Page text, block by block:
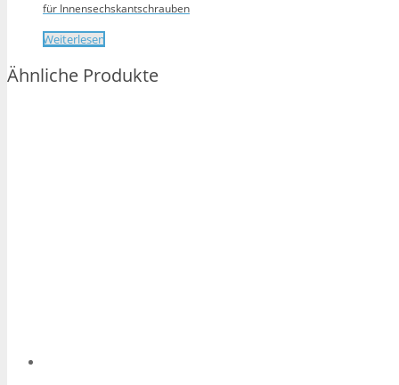
für Innensechskantschrauben
Weiterlesen
Ähnliche Produkte